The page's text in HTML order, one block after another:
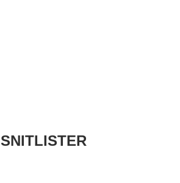
SNITLISTER